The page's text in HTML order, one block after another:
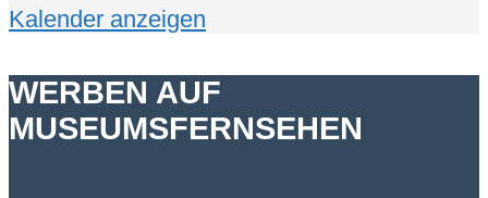
Kalender anzeigen
WERBEN AUF
MUSEUMSFERNSEHEN